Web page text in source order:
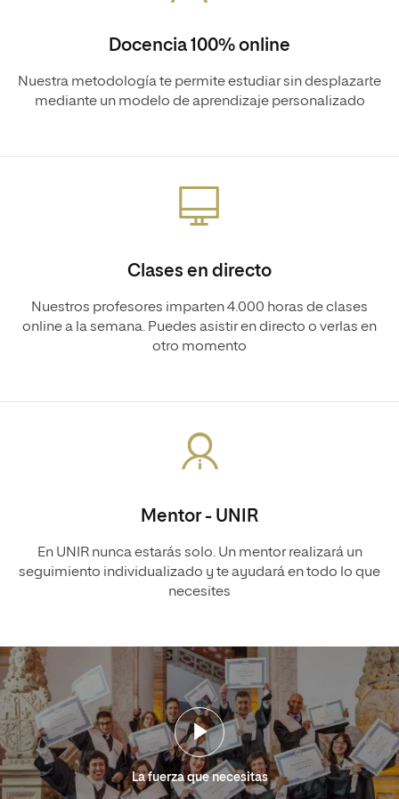
Docencia 100% online
Nuestra metodología te permite estudiar sin desplazarte
mediante un modelo de aprendizaje personalizado
Clases en directo
Nuestros profesores imparten 4.000 horas de clases
online a la semana. Puedes asistir en directo o verlas en
otro momento
Mentor - UNIR
En UNIR nunca estarás solo. Un mentor realizará un
seguimiento individualizado y te ayudará en todo lo que
necesites
La fuerza que necesitas